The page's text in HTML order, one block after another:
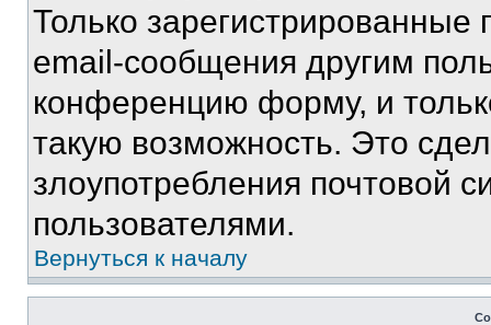
Только зарегистрированные
email-сообщения другим
конференцию форму, и
такую возможность. Это
злоупотребления почтовой
пользователями.
Вернуться к началу